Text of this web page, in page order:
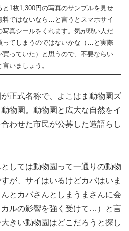
と1枚1,300円の写真のサンプルを見せ
料ではないなら…と言うとスマホサイ
写真シールをくれます。気が弱い人だ
ってしまうのではないかな（…と実際
買っていた）と思うので、不要ならい
言いましょう。
正式名称で、よこはま動物園ズ
物園。動物園と広大な自然をイ
わせた市民が公募した造語らし
しては動物園って一通りの動物
が、サイはいるけどカバはいま
とカバさんとしまうまさんに会
ルの影響を強く受けて…）と言
きい動物園はどこだろうと探し